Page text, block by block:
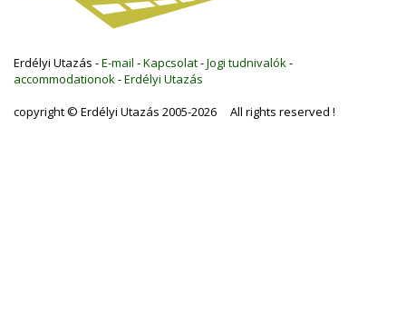
Erdélyi Utazás -E-mail -Kapcsolat-Jogi tudnivalók -
accommodationok -Erdélyi Utazás
copyright © Erdélyi Utazás 2005-2026 All rights reserved !